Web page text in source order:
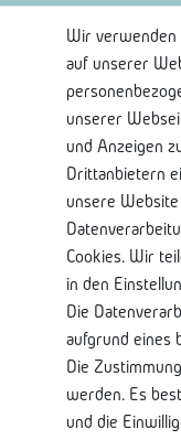
Rechtliches
Widerrufsrecht
Impressum
Shop Service
Kontaktseite
Mein Konto
Über Uns
Lieferung
Wir verwenden
auf unserer
unserer
und Anzeigen
Drittanbietern
unsere
Cookies. Wir
in den
Die
aufgrund eines
Die
werden. Es
und die